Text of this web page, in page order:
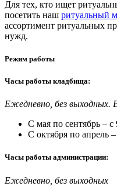
Для тех, кто ищет
посетить наш ритуальный
ассортимент ритуальных
нужд.
Режим работы
Часы работы кладбища:
Ежедневно, без выходных.
С мая по сентябрь – с
С октября по апрель
Часы работы администрации:
Ежедневно, без выходных